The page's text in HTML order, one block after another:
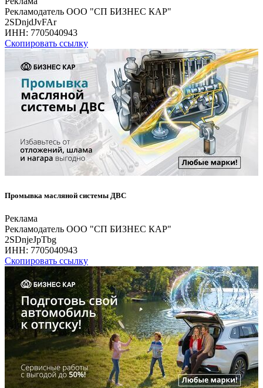
Рекламодатель ООО "СП БИЗНЕС КАР"
2SDnjdJvFAr
ИНН: 7705040943
Скопировать ссылку
Промывка масляной системы ДВС
Реклама
Рекламодатель ООО "СП БИЗНЕС КАР"
2SDnjeJpTbg
ИНН: 7705040943
Скопировать ссылку